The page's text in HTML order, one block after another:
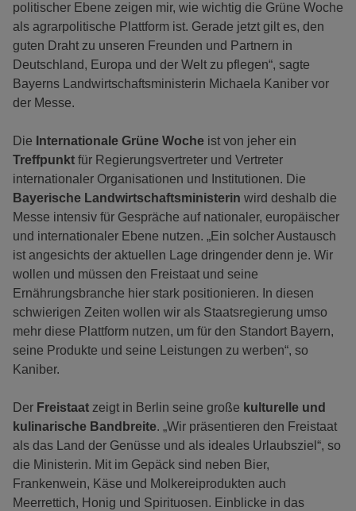
politischer Ebene zeigen mir, wie wichtig die Grüne Woche
als agrarpolitische Plattform ist. Gerade jetzt gilt es, den
guten Draht zu unseren Freunden und Partnern in
Deutschland, Europa und der Welt zu pflegen“, sagte
Bayerns Landwirtschaftsministerin Michaela Kaniber vor
der Messe.
Die Internationale Grüne Woche ist von jeher ein
Treffpunkt für Regierungsvertreter und Vertreter
internationaler Organisationen und Institutionen. Die
Bayerische Landwirtschaftsministerin wird deshalb die
Messe intensiv für Gespräche auf nationaler, europäischer
und internationaler Ebene nutzen. „Ein solcher Austausch
ist angesichts der aktuellen Lage dringender denn je. Wir
wollen und müssen den Freistaat und seine
Ernährungsbranche hier stark positionieren. In diesen
schwierigen Zeiten wollen wir als Staatsregierung umso
mehr diese Plattform nutzen, um für den Standort Bayern,
seine Produkte und seine Leistungen zu werben“, so
Kaniber.
Der Freistaat zeigt in Berlin seine große kulturelle und
kulinarische Bandbreite. „Wir präsentieren den Freistaat
als das Land der Genüsse und als ideales Urlaubsziel“, so
die Ministerin. Mit im Gepäck sind neben Bier,
Frankenwein, Käse und Molkereiprodukten auch
Meerrettich, Honig und Spirituosen. Einblicke in das